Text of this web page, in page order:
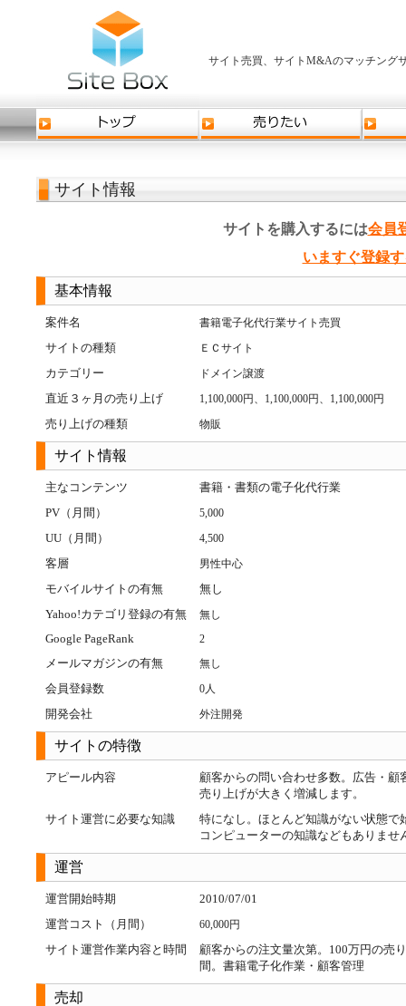
サイト売買、サイトM&Aのマッチング
サイト情報
サイトを購入するには会員
いますぐ登録
基本情報
案件名 書籍電子化代行業サイト売買
サイトの種類 ＥＣサイト
カテゴリー ドメイン譲渡
直近３ヶ月の売り上げ 1,100,000円、1,100,000円、1,100,000円
売り上げの種類 物販
サイト情報
主なコンテンツ
書籍・書類の電子化代行業
PV（月間）
5,000
UU（月間） 4,500
客層 男性中心
モバイルサイトの有無
無し
Yahoo!カテゴリ登録の有無
無し
Google PageRank 2
メールマガジンの有無 無し
会員登録数 0人
開発会社 外注開発
サイトの特徴
アピール内容
顧客からの問い合わせ多数。広告・顧
売り上げが大きく増減します。
サイト運営に必要な知識
特になし。ほとんど知識がない状態で
コンピューターの知識などもありませ
運営
運営開始時期
2010/07/01
運営コスト（月間）
60,000円
サイト運営作業内容と時間
顧客からの注文量次第。100万円の売
間。書籍電子化作業・顧客管理
売却